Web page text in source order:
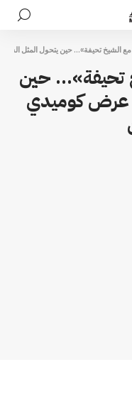
مع الشيخ تحيفة»… حين يتحول المثل
تحيفة»… حين
عرض كوميدي